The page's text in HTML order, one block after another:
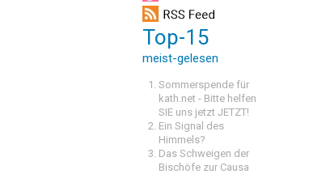
Top-15
meist-gelesen
Sommerspende für
kath.net - Bitte helfen
SIE uns jetzt JETZT!
Ein Signal des
Himmels?
Das Schweigen der
Bischöfe zur Causa